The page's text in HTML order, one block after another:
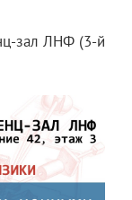
зал ЛНФ (3-й